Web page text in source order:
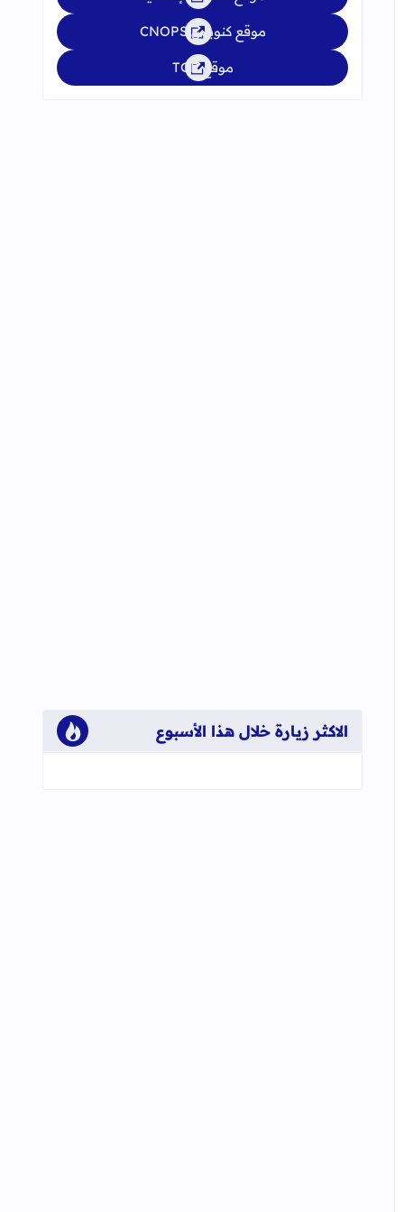
موقع كنوبس CNOPS
موقع TGR
الاكثر زيارة خلال هذا الأسبوع